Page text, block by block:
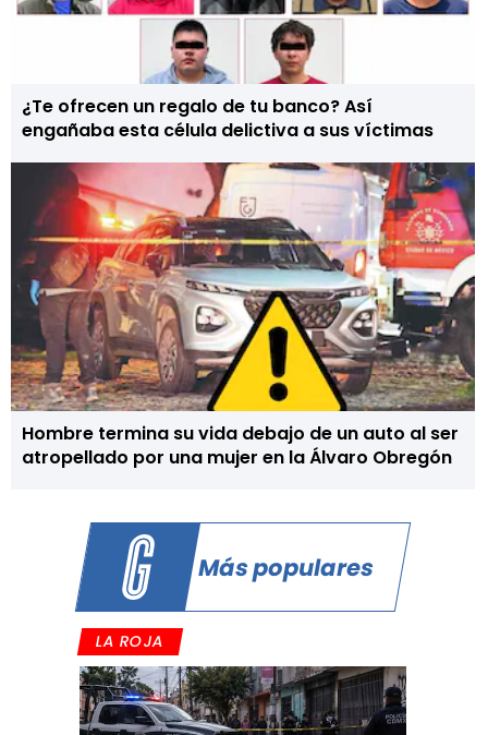
¿Te ofrecen un regalo de tu banco? Así
engañaba esta célula delictiva a sus víctimas
Hombre termina su vida debajo de un auto al ser
atropellado por una mujer en la Álvaro Obregón
Más populares
LA ROJA